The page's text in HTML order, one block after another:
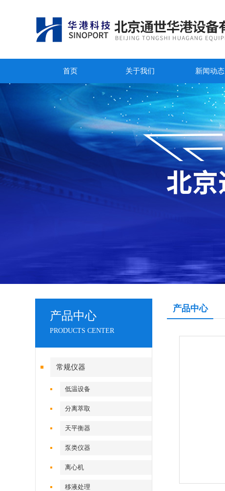
首页 关于我们 新闻动态
产品中心
PRODUCTS CENTER
常规仪器
低温设备
分离萃取
天平衡器
泵类仪器
离心机
移液处理
产品中心